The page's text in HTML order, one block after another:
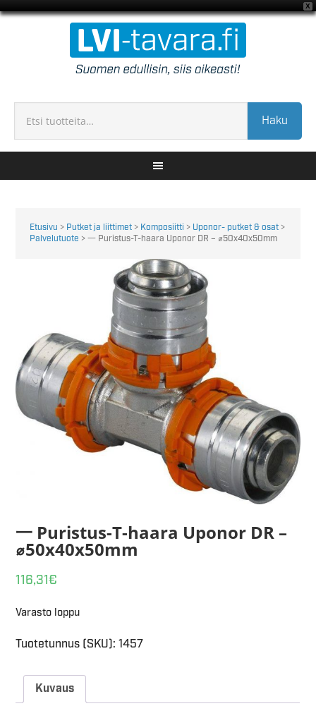
X
Haku
Etusivu > Putket ja liittimet > Komposiitti > Uponor- putket & osat >
Palvelutuote > 一 Puristus-T-haara Uponor DR – ⌀50x40x50mm
一 Puristus-T-haara Uponor DR –
⌀50x40x50mm
116,31€
Varasto loppu
Tuotetunnus (SKU):1457
Kuvaus